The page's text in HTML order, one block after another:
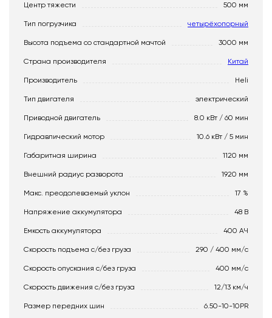
Центр тяжести 500 мм
Тип погрузчика четырёхопорный
Высота подъема со стандартной мачтой 3000 мм
Страна производителя Китай
Производитель Heli
Тип двигателя электрический
Приводной двигатель 8.0 кВт / 60 мин
Гидравлический мотор 10.6 кВт / 5 мин
Габаритная ширина 1120 мм
Внешний радиус разворота 1920 мм
Макс. преодолеваемый уклон 17 %
Напряжение аккумулятора 48 В
Емкость аккумулятора 400 АЧ
Скорость подъема с/без груза 290 / 400 мм/с
Скорость опускания c/без груза 400 мм/с
Скорость движения c/без груза 12/13 км/ч
Размер передних шин 6.50-10-10PR